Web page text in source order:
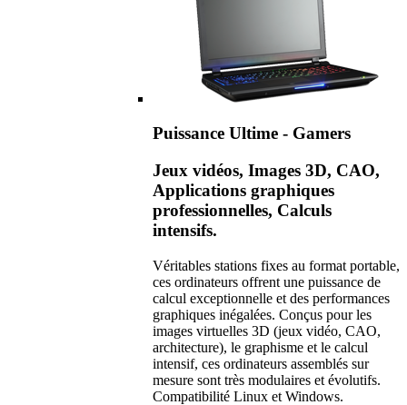
Puissance Ultime - Gamers
Jeux vidéos, Images 3D, CAO,
Applications graphiques
professionnelles, Calculs
intensifs.
Véritables stations fixes au format portable,
ces ordinateurs offrent une puissance de
calcul exceptionnelle et des performances
graphiques inégalées. Conçus pour les
images virtuelles 3D (jeux vidéo, CAO,
architecture), le graphisme et le calcul
intensif, ces ordinateurs assemblés sur
mesure sont très modulaires et évolutifs.
Compatibilité Linux et Windows.